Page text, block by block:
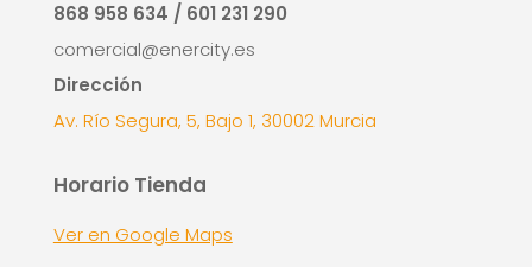
868 958 634 / 601 231 290
comercial@enercity.es
Dirección
Av. Río Segura, 5, Bajo 1, 30002 Murcia
Horario Tienda
Ver en Google Maps